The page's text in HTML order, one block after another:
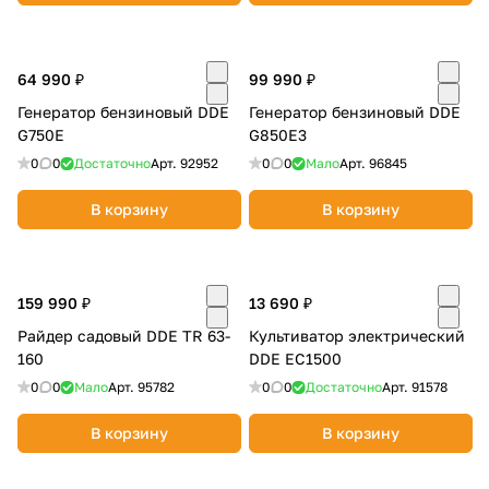
64 990 ₽
Генератор бензиновый DDE
G750E
0 0 ДостаточноАрт. 92952
В корзину
99 990 ₽
Генератор бензиновый DDE
G850E3
0 0 МалоАрт. 96845
В корзину
159 990 ₽
Райдер садовый DDE TR 63-
160
0 0 МалоАрт. 95782
В корзину
13 690 ₽
Культиватор электрический
DDE EC1500
0 0 ДостаточноАрт. 91578
В корзину